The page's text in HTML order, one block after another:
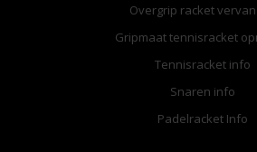
Overgrip racket
Gripmaat tennisracket
Tennisracket info
Snaren info
Padelracket Info